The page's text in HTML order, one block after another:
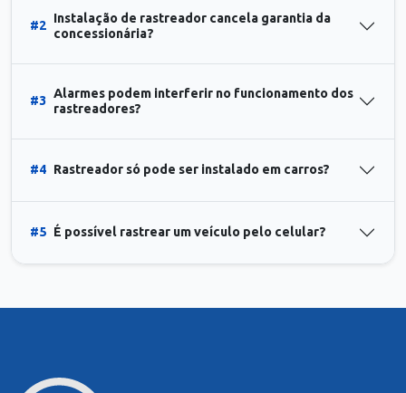
#2
Instalação de rastreador cancela garantia da
concessionária?
#3
Alarmes podem interferir no funcionamento dos
rastreadores?
#4 Rastreador só pode ser instalado em carros?
#5 É possível rastrear um veículo pelo celular?